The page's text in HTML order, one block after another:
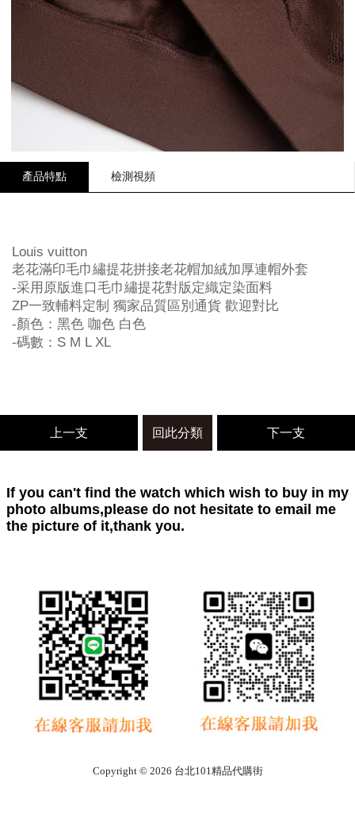
產品特點 檢測視頻
Louis vuitton
老花滿印毛巾繡提花拼接老花帽加絨加厚連帽外套
-采用原版進口毛巾繡提花對版定織定染面料
ZP一致輔料定制 獨家品質區別通貨 歡迎對比
-顏色：黑色 咖色 白色
-碼數：S M L XL
上一支 回此分類 下一支
If you can't find the watch which wish to buy in my
photo albums,please do not hesitate to email me
the picture of it,thank you.
Copyright © 2026 台北101精品代購街